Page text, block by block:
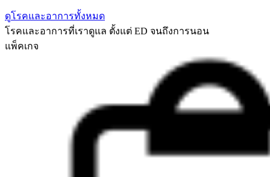
ดูโรคและอาการทั้งหมด
โรคและอาการที่เราดูแล ตั้งแต่ ED จนถึงการนอน
แพ็คเกจ